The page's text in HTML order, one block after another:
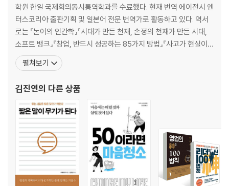
이고, 그 사람과 내적 관계를 맺는 것이다 _《자유로부터의 도피》
17. ‘해가 되지 않는’ 양보, 이것이 문제다. 아주 사소해 보이는 약속 하나로
다음 행동이 의도치 않게 결정된다 _《설득의 심리학》
18. 무릇 인간으로서 완전한 삶을 살기 위해서는 정말 적극적인 마음으로
임해야 한다 _《운명을 개척하다》
19. 조직의 목적은 평범한 사람이 비범한 일을 하게 만드는 데 있다 _《매니
지먼트》
20. 리더는 다른 사람에 앞서 자신이 생각하는 해결책을 먼저 밝혀서는 안
된다 _《합의의 기술》
21. 다른 사람을 움직이는 유일한 방법은 그가 원하는 바를 제공하는 것이
다 _《인간관계론》
22. 함께 말할 만한데도 함께 말하지 않으면 사람을 잃게 되고, 함께 말하
지 않아야 하는데도 함께 말을 하면 말을 잃게 된다 _《논어》
학원 한일 국제회의동시통역학과를 수료했다. 현재 번역 에이전시 엔
터스코리아 출판기획 및 일본어 전문 번역가로 활동하고 있다. 역서
로는 『논어의 인간학』『시대가 만든 천재, 손정의 천재가 만든 시대,
소프트 뱅크』『창업, 반드시 성공하는 85가지 방법』『사고가 현실이
되다』『절대 성공자의 88가지 방법』『부자와 가난뱅이의 갈림길』『성
공하기 위해선 두뇌를 잡아라』『내일을 걱정하지 마라』『공자의 숲을
의 기업들이 따라하는 이나모리 가즈오의 아메바 경영
펼쳐보기
김진연의 다른 상품